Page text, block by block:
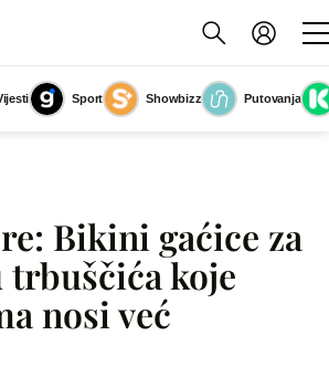
Sport Showbizz
Putovanja
Slika nije dostupna
Bikini gaćice za
koje
nosi već